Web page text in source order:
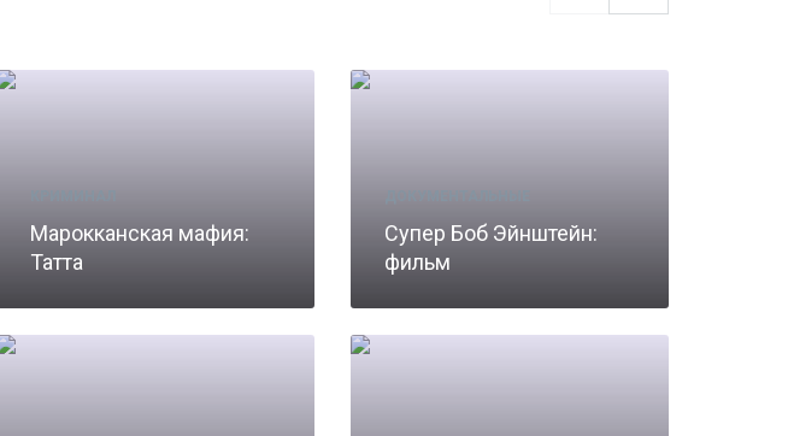
Марокканская мафия:
Татта
Супер Боб Эйнштейн:
фильм